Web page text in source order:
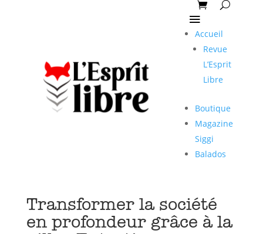
Accueil
Revue
L’Esprit
Libre
Boutique
Magazine
Siggi
Balados
Transformer la société
en profondeur grâce à la